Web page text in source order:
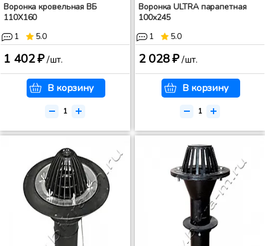
Воронка кровельная ВБ
110Х160
1
5.0
1 402 ₽/шт.
В корзину
Воронка ULTRA парапетная
100х245
1
5.0
2 028 ₽/шт.
В корзину